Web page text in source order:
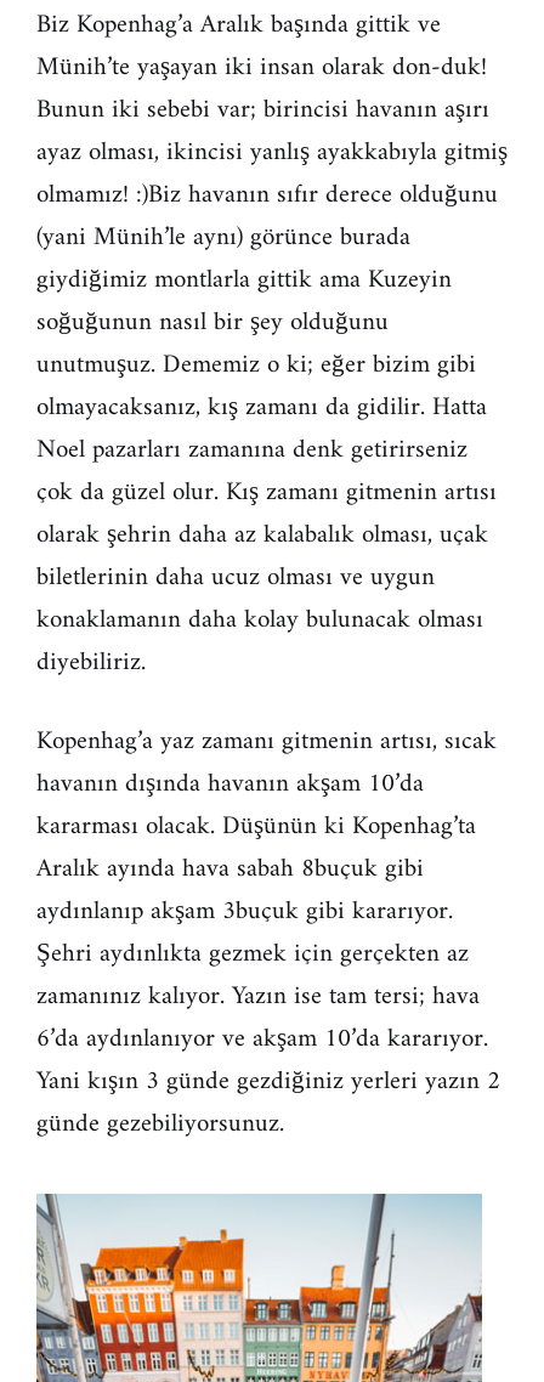
Biz Kopenhag’a Aralık başında gittik ve
Münih’te yaşayan iki insan olarak don-duk!
Bunun iki sebebi var; birincisi havanın aşırı
ayaz olması, ikincisi yanlış ayakkabıyla gitmiş
olmamız! :)Biz havanın sıfır derece olduğunu
(yani Münih’le aynı) görünce burada
giydiğimiz montlarla gittik ama Kuzeyin
soğuğunun nasıl bir şey olduğunu
unutmuşuz. Dememiz o ki; eğer bizim gibi
olmayacaksanız, kış zamanı da gidilir. Hatta
Noel pazarları zamanına denk getirirseniz
çok da güzel olur. Kış zamanı gitmenin artısı
olarak şehrin daha az kalabalık olması, uçak
biletlerinin daha ucuz olması ve uygun
konaklamanın daha kolay bulunacak olması
diyebiliriz.
Kopenhag’a yaz zamanı gitmenin artısı, sıcak
havanın dışında havanın akşam 10’da
kararması olacak. Düşünün ki Kopenhag’ta
Aralık ayında hava sabah 8buçuk gibi
aydınlanıp akşam 3buçuk gibi kararıyor.
Şehri aydınlıkta gezmek için gerçekten az
zamanınız kalıyor. Yazın ise tam tersi; hava
6’da aydınlanıyor ve akşam 10’da kararıyor.
Yani kışın 3 günde gezdiğiniz yerleri yazın 2
günde gezebiliyorsunuz.